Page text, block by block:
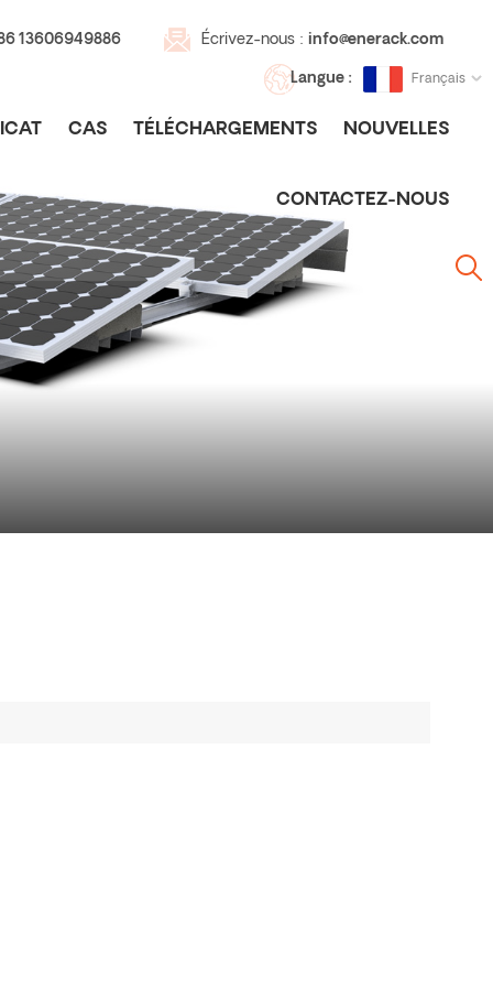
13606949886 Écrivez-nous : info@enerack.com
Langue : Français
CAS TÉLÉCHARGEMENTS NOUVELLES
CONTACTEZ-NOUS